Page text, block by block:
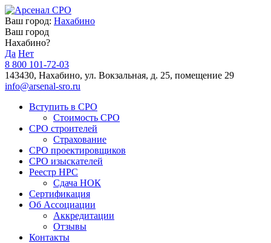
Ваш город: Нахабино
Ваш город
Нахабино?
Да Нет
8 800 101-72-03
143430, Нахабино, ул. Вокзальная, д. 25, помещение 29
info@arsenal-sro.ru
Вступить в СРО
Стоимость СРО
СРО строителей
Страхование
СРО проектировщиков
СРО изыскателей
Реестр НРС
Сдача НОК
Сертификация
Об Ассоциации
Аккредитации
Отзывы
Контакты